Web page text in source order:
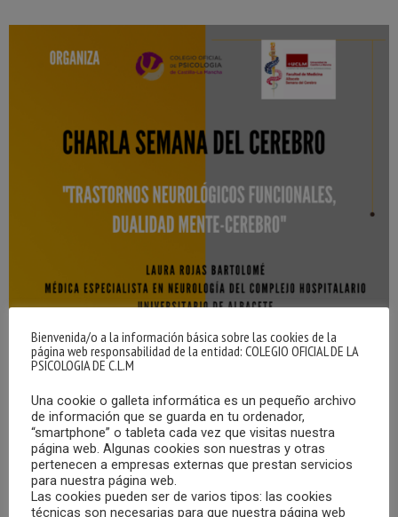
Bienvenida/o a la información básica sobre las cookies de la
página web responsabilidad de la entidad: COLEGIO OFICIAL DE LA
PSICOLOGIA DE C.L.M
Una cookie o galleta informática es un pequeño archivo
de información que se guarda en tu ordenador,
“smartphone” o tableta cada vez que visitas nuestra
página web. Algunas cookies son nuestras y otras
pertenecen a empresas externas que prestan servicios
para nuestra página web.
Las cookies pueden ser de varios tipos: las cookies
técnicas son necesarias para que nuestra página web